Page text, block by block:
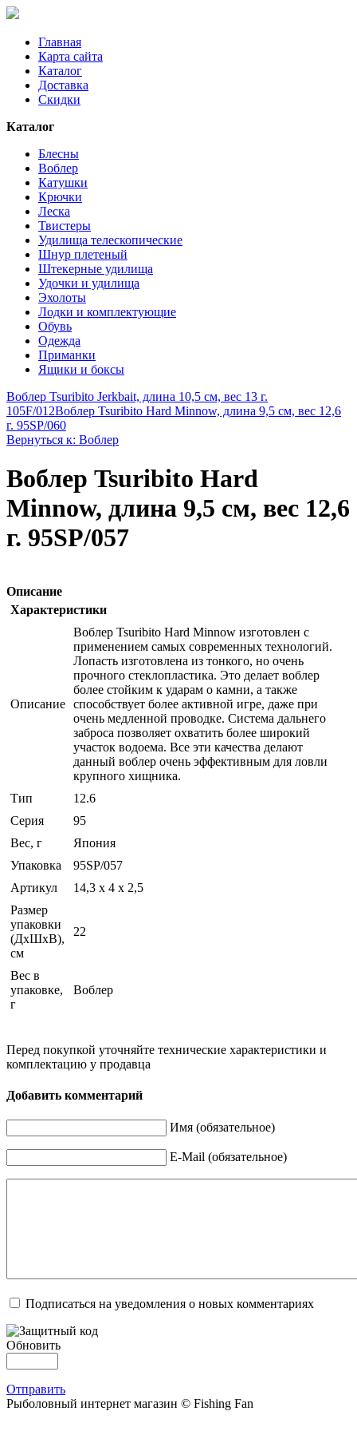
Главная
Карта сайта
Каталог
Доставка
Скидки
Каталог
Блесны
Воблер
Катушки
Крючки
Леска
Твистеры
Удилища телескопические
Шнур плетеный
Штекерные удилища
Удочки и удилища
Эхолоты
Лодки и комплектующие
Обувь
Одежда
Приманки
Ящики и боксы
Воблер Tsuribito Jerkbait, длина 10,5 см, вес 13 г.
105F/012Воблер Tsuribito Hard Minnow, длина 9,5 см, вес 12,6
г. 95SP/060
Вернуться к: Воблер
Воблер Tsuribito Hard
Minnow, длина 9,5 см, вес 12,6
г. 95SP/057
Описание
Характеристики
Описание
Воблер Tsuribito Hard Minnow изготовлен с
применением самых современных технологий.
Лопасть изготовлена из тонкого, но очень
прочного стеклопластика. Это делает воблер
более стойким к ударам о камни, а также
способствует более активной игре, даже при
очень медленной проводке. Система дальнего
заброса позволяет охватить более широкий
участок водоема. Все эти качества делают
данный воблер очень эффективным для ловли
крупного хищника.
Тип
12.6
Серия
95
Вес, г
Япония
Упаковка
95SP/057
Артикул
14,3 х 4 х 2,5
Размер
упаковки
(ДхШхВ),
см
22
Вес в
упаковке,
г
Воблер
Перед покупкой уточняйте технические характеристики и
комплектацию у продавца
Добавить комментарий
Имя (обязательное)
E-Mail (обязательное)
Подписаться на уведомления о новых комментариях
Обновить
Отправить
Рыболовный интернет магазин © Fishing Fan